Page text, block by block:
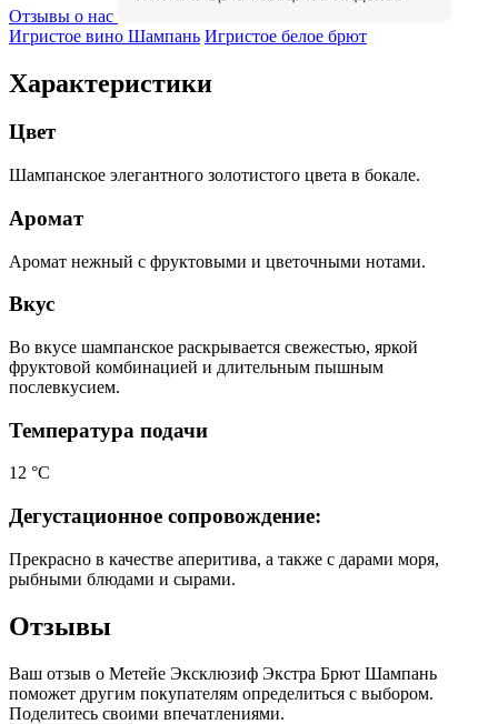
Отзывы о нас
Игристое вино Шампань Игристое белое брют
Характеристики
Цвет
Шампанское элегантного золотистого цвета в бокале.
Аромат
Аромат нежный с фруктовыми и цветочными нотами.
Вкус
Во вкусе шампанское раскрывается свежестью, яркой
фруктовой комбинацией и длительным пышным
послевкусием.
Температура подачи
12 °С
Дегустационное сопровождение:
Прекрасно в качестве аперитива, а также с дарами моря,
рыбными блюдами и сырами.
Отзывы
Ваш отзыв о Метейе Эксклюзиф Экстра Брют Шампань
поможет другим покупателям определиться с выбором.
Поделитесь своими впечатлениями.